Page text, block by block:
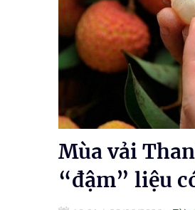
cầu
Ung thư thận: Nguy
Nhiều chuỗi hoạt
Tiếp tục rà soát, triển
Súp lơ xanh mang đến
Tác Dụng Chống Kết
Mùa vải
“đậm” liệu